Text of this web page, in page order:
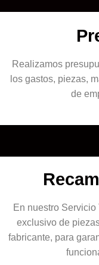
Realizamos
los gastos, piezas,
de
En nuestro Servicio
exclusivo de
fabricante, para